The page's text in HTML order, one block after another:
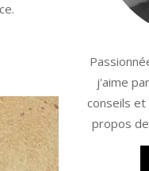
j'aime
conseils et
propos